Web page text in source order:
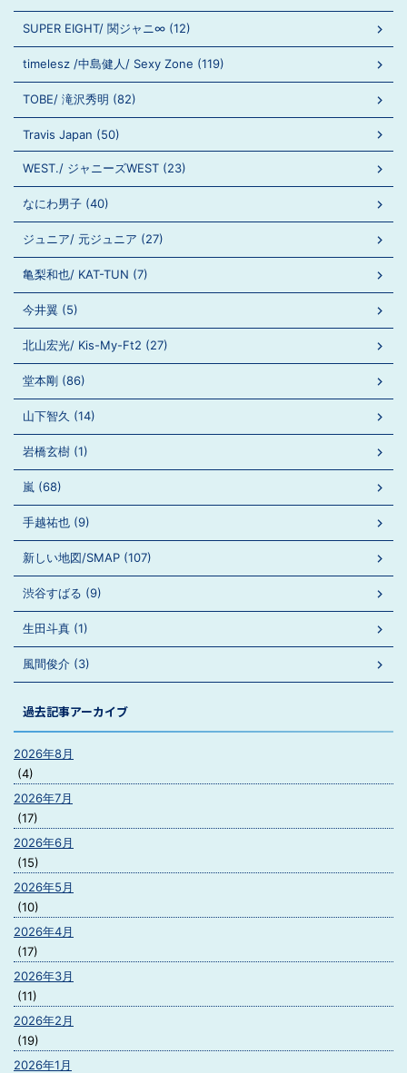
SUPER EIGHT/ 関ジャニ∞ (12)
timelesz /中島健人/ Sexy Zone (119)
TOBE/ 滝沢秀明 (82)
Travis Japan (50)
WEST./ ジャニーズWEST (23)
なにわ男子 (40)
ジュニア/ 元ジュニア (27)
亀梨和也/ KAT-TUN (7)
今井翼 (5)
北山宏光/ Kis-My-Ft2 (27)
堂本剛 (86)
山下智久 (14)
岩橋玄樹 (1)
嵐 (68)
手越祐也 (9)
新しい地図/SMAP (107)
渋谷すばる (9)
生田斗真 (1)
風間俊介 (3)
過去記事アーカイブ
2026年8月
(4)
2026年7月
(17)
2026年6月
(15)
2026年5月
(10)
2026年4月
(17)
2026年3月
(11)
2026年2月
(19)
2026年1月